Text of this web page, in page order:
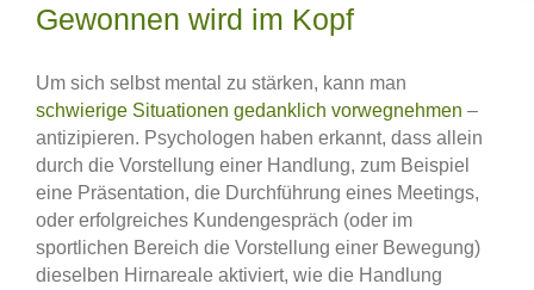
Gewonnen wird im Kopf
Um sich selbst mental zu stärken, kann man
schwierige Situationen gedanklich vorwegnehmen –
antizipieren. Psychologen haben erkannt, dass allein
durch die Vorstellung einer Handlung, zum Beispiel
eine Präsentation, die Durchführung eines Meetings,
oder erfolgreiches Kundengespräch (oder im
sportlichen Bereich die Vorstellung einer Bewegung)
dieselben Hirnareale aktiviert, wie die Handlung